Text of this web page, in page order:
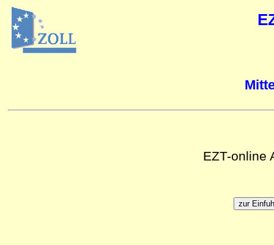
EZT-online